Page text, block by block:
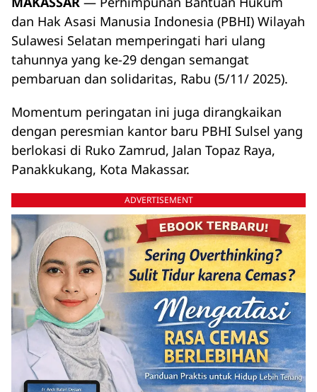
dan Hak Asasi Manusia Indonesia (PBHI) Wilayah
Sulawesi Selatan memperingati hari ulang
tahunnya yang ke-29 dengan semangat
pembaruan dan solidaritas, Rabu (5/11/ 2025).
Momentum peringatan ini juga dirangkaikan
dengan peresmian kantor baru PBHI Sulsel yang
berlokasi di Ruko Zamrud, Jalan Topaz Raya,
Panakkukang, Kota Makassar.
ADVERTISEMENT